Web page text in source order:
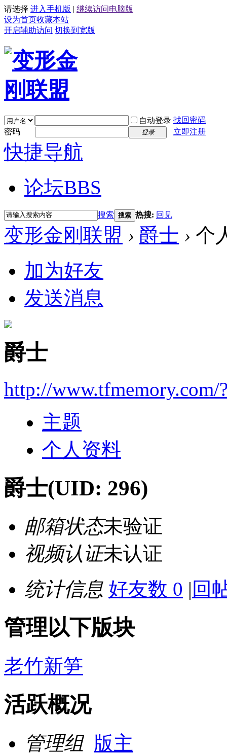
请选择 进入手机版 | 继续访问电脑版
设为首页收藏本站
开启辅助访问 切换到宽版
自动登录 找回密码
密码
登录 立即注册
快捷导航
论坛BBS
搜索 搜索 热搜: 回见
变形金刚联盟 › 爵士 › 个
加为好友
发送消息
爵士
http://www.tfmemory.com/
主题
个人资料
爵士(UID: 296)
邮箱状态未验证
视频认证未认证
统计信息 好友数 0 | 回
管理以下版块
老竹新笋
活跃概况
管理组 版主